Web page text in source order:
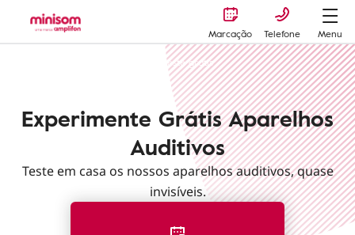
Marcação Telefone
Menu
Período de teste gratis
Experimente Grátis Aparelhos
Auditivos
Teste em casa os nossos aparelhos auditivos, quase
invisíveis.